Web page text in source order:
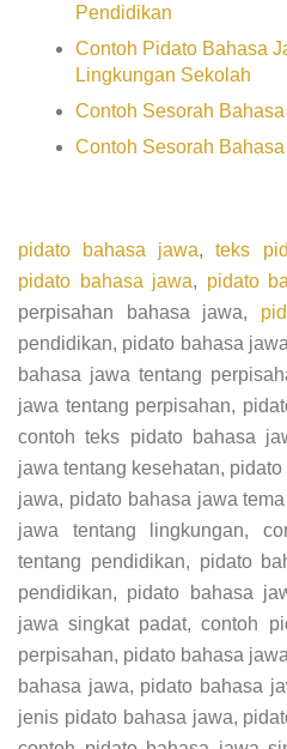
Pendidikan
Contoh Pidato Bahasa
Lingkungan Sekolah
Contoh Sesorah
Contoh Sesorah
pidato bahasa jawa,teks
pidato bahasa jawa, pidato
perpisahan bahasa jawa,
pendidikan, pidato bahasa
bahasa jawa tentang
jawa tentang perpisahan,
contoh teks pidato bahasa
jawa tentang kesehatan,
jawa, pidato bahasa jawa
jawa tentang lingkungan,
tentang pendidikan, pidato
pendidikan, pidato bahasa
jawa singkat padat, contoh
perpisahan, pidato bahasa
bahasa jawa, pidato bahasa
jenis pidato bahasa jawa,